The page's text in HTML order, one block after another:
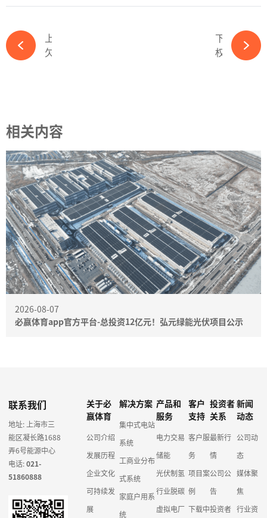
下一篇
权威助阵！中国水电工程学会常务副理事长兼秘书长郑声安将出席2024中国国际光储大会-必赢体育app官方平台
相关内容
2026-08-07
必赢体育app官方平台-总投资12亿元！弘元绿能光伏项目公示
联系我们
地址: 上海市三
能区凝长路1688
弄6号能源中心
电话:021-
51860888
关于必
赢体育
公司介绍
发展历程
企业文化
可持续发
展
解决方案
集中式电站
系统
工商业分布
式系统
家庭户用系
统
产品和
服务
电力交易
储能
光伏制氢
行业脱碳
虚拟电厂
客户
支持
客户服
务
项目案
例
下载中
投资者
关系
最新行
情
公司公
告
投资者
新闻
动态
公司动
态
媒体聚
焦
行业资